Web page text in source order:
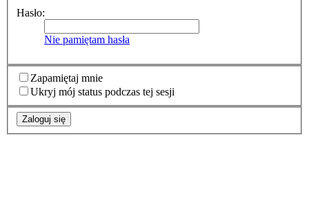
Hasło:
Nie pamiętam hasła
Zapamiętaj mnie
Ukryj mój status podczas tej sesji